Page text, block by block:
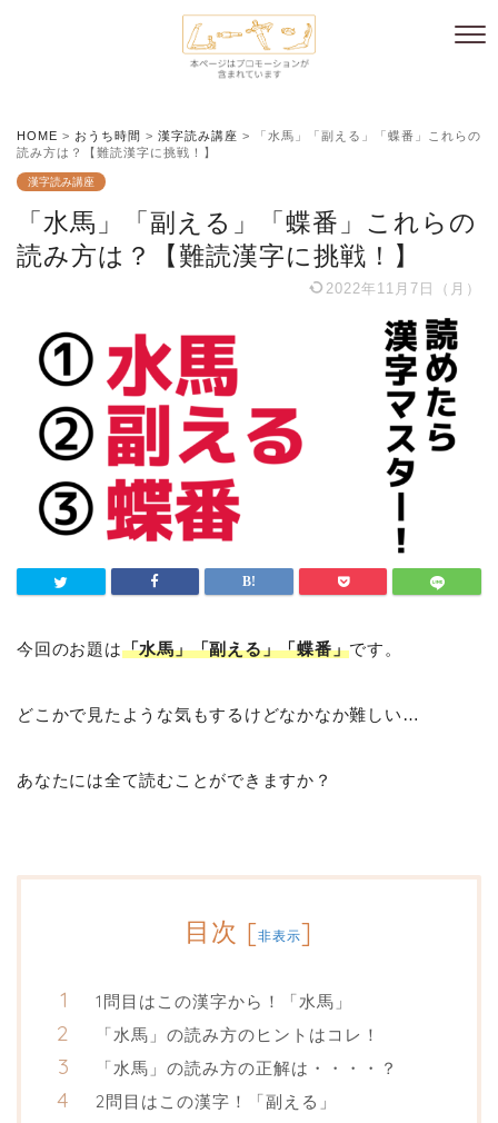
HOME > おうち時間 > 漢字読み講座 >
「水馬」「副える」「蝶番」これらの
読み方は？【難読漢字に挑戦！】
漢字読み講座
「水馬」「副える」「蝶番」これらの
読み方は？【難読漢字に挑戦！】
2022年11月7日（月）
今回のお題は「水馬」「副える」「蝶番」です。
どこかで見たような気もするけどなかなか難しい…
あなたには全て読むことができますか？
目次 [非表示]
1問目はこの漢字から！「水馬」
「水馬」の読み方のヒントはコレ！
「水馬」の読み方の正解は・・・・？
2問目はこの漢字！「副える」